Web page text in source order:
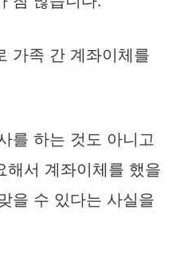
가족 간 계좌이체를
를 하는 것도 아니고
해서 계좌이체를 했을
을 수 있다는 사실을